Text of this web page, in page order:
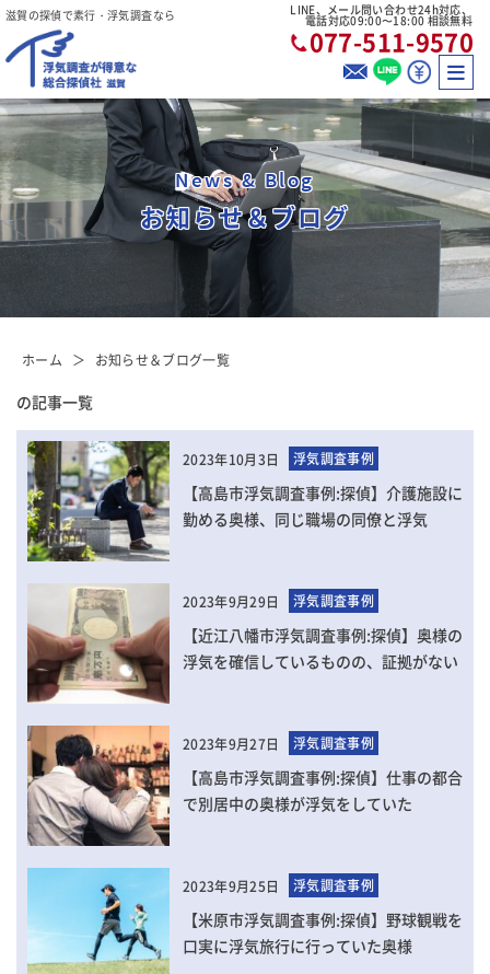
滋賀の探偵で素行・浮気調査なら LINE、メール問い合わせ24h対応、
電話対応09:00〜18:00 相談無料
077-511-9570
News & Blog
お知らせ＆ブログ
ホーム お知らせ＆ブログ一覧
の記事一覧
2023年10月3日 浮気調査事例
【高島市浮気調査事例:探偵】介護施設に
勤める奥様、同じ職場の同僚と浮気
2023年9月29日 浮気調査事例
【近江八幡市浮気調査事例:探偵】奥様の
浮気を確信しているものの、証拠がない
2023年9月27日 浮気調査事例
【高島市浮気調査事例:探偵】仕事の都合
で別居中の奥様が浮気をしていた
2023年9月25日 浮気調査事例
【米原市浮気調査事例:探偵】野球観戦を
口実に浮気旅行に行っていた奥様